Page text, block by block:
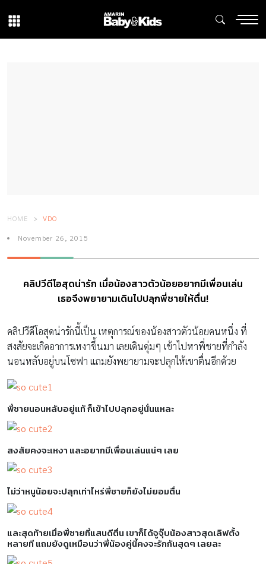
HOME VDO
November 26, 2015
คลิปวีดีโอสุดน่ารัก เมื่อน้องสาวตัวน้อยอยากมีเพื่อนเล่น
เธอจึงพยายามเดินไปปลุกพี่ชายให้ตื่น!
คลิปวีดีโอสุดน่ารักนี้เป็น เหตุการณ์ของน้องสาวตัวน้อยคนหนึ่ง ที่
สงสัยจะเกิดอาการเหงาขึ้นมา เลยเดินดุ่มๆ เข้าไปหาพี่ชายที่กำลัง
นอนหลับอยู่บนโซฟา แถมยังพยายามจะปลุกให้เขาตื่นอีกด้วย
พี่ชายนอนหลับอยู่แท้ ก็เข้าไปปลุกอยู่นั่นแหละ
สงสัยคงจะเหงา และอยากมีเพื่อนเล่นแน่ๆ เลย
ไม่ว่าหนูน้อยจะปลุกเท่าไหร่พี่ชายก็ยังไม่ยอมตื่น
และสุดท้ายเมื่อพี่ชายที่แสนดีตื่น เขาก็ได้จูจุ๊บน้องสาวสุดเลิฟตั้ง
หลายที แถมยังดูเหมือนว่าพี่น้องคู่นี้คงจะรักกันสุดๆ เลยละ